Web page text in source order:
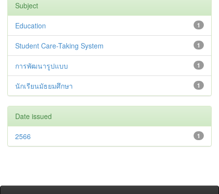
Subject
1
Education
1
Student Care-Taking System
1
การพัฒนารูปแบบ
1
นักเรียนมัธยมศึกษา
Date issued
1
2566